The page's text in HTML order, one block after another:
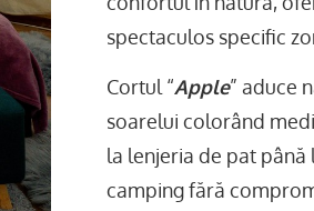
spectaculos specific
Cortul “Apple” aduce
soarelui colorând
la lenjeria de pat
camping fără